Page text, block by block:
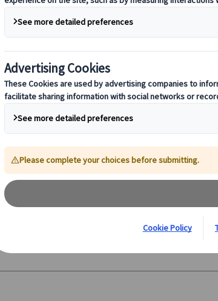
cada temporada en Japón
de estación en Japón: consejos y sugerencias de viaje
ofreciendo experiencias únicas a lo largo de
del invierno, siempre hay algo nuevo que
de expertos sobre cómo afrontar las
últimos artículos